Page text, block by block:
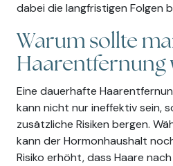
dabei die langfristigen Folgen
Warum sollte
Haarentfernung
Eine dauerhafte
kann nicht nur ineffektiv sein,
zusätzliche Risiken bergen.
kann der Hormonhaushalt
Risiko erhöht, dass Haare